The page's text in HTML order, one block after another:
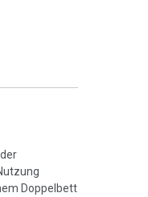
Doppelbett